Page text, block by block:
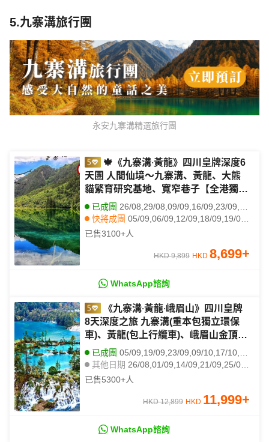
5.九寨溝旅行團
永安九寨溝精選旅行團
🍁《九寨溝‧黃龍》四川皇牌深度6
天團 人間仙境～九寨溝、黃龍、大熊
貓繁育研究基地、寬窄巷子【全港獨家
保證連住3晚九寨溝奢華酒店:九寨天堂
洲際大飯店，1晚市中心頂級奢華St.
Regis瑞吉酒店】
已成團 26/08,29/08,09/09,16/09,23/09,07/10,09/10,10/10,13/10,14/10,16/10,17/10,23/10,25/10,27/10,29/10,30/10,02/11,03/11,04/11
快將成團 05/09,06/09,12/09,18/09,19/09,20/09,22/09
其他日期 19/08,20/08,22/08,23/08,27/08,30/08,01/09,02/09,03/09,07/09,08/09,21/09,18/11,21/11,22/11,25/11,28/11,29/11,02/12,05/12
已售3100+人
HKD 9,899 HKD 8,699+
WhatsApp諮詢
《九寨溝‧黃龍‧峨眉山》四川皇牌
8天深度之旅 九寨溝(重本包獨立環保
車)、黃龍(包上行纜車)、峨眉山金頂
(VIP通道)、樂山大佛(遊船)、成都大熊
貓繁育研究基地、【全港獨家】連住３
晚九寨天堂洲際酒店
已成團 05/09,19/09,23/09,09/10,17/10,18/10,24/10,01/11,03/11,09/11,14/11,15/11
其他日期 26/08,01/09,14/09,21/09,25/09,07/10,23/10,25/10,28/10
已售5300+人
HKD 12,899 HKD 11,999+
WhatsApp諮詢